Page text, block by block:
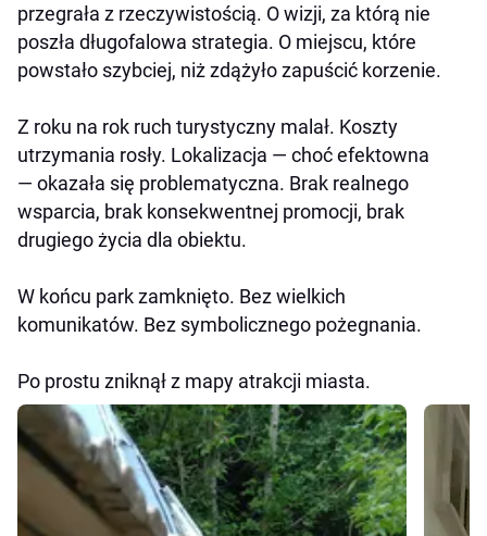
przegrała z rzeczywistością. O wizji, za którą nie
poszła długofalowa strategia. O miejscu, które
powstało szybciej, niż zdążyło zapuścić korzenie.
Z roku na rok ruch turystyczny malał. Koszty
utrzymania rosły. Lokalizacja — choć efektowna
— okazała się problematyczna. Brak realnego
wsparcia, brak konsekwentnej promocji, brak
drugiego życia dla obiektu.
W końcu park zamknięto. Bez wielkich
komunikatów. Bez symbolicznego pożegnania.
Po prostu zniknął z mapy atrakcji miasta.